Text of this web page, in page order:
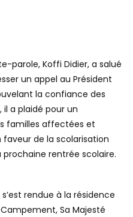
parole, Koffi Didier, a salué
un appel au Président
la confiance des
il a plaidé pour un
familles affectées et
de la scolarisation
rentrée scolaire.
rendue à la résidence
Sa Majesté